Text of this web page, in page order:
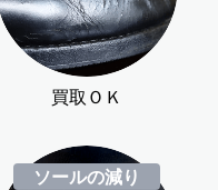
買取ＯＫ
ソールの減り